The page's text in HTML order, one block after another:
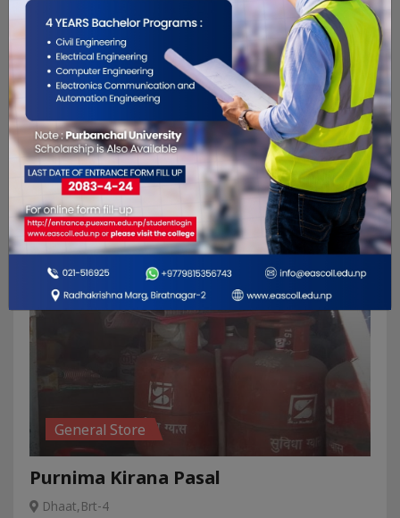
General Store
Chaudhary general supplier
Kathari 56613
General Store
Purnima Kirana Pasal
Dhaat,Brt-4